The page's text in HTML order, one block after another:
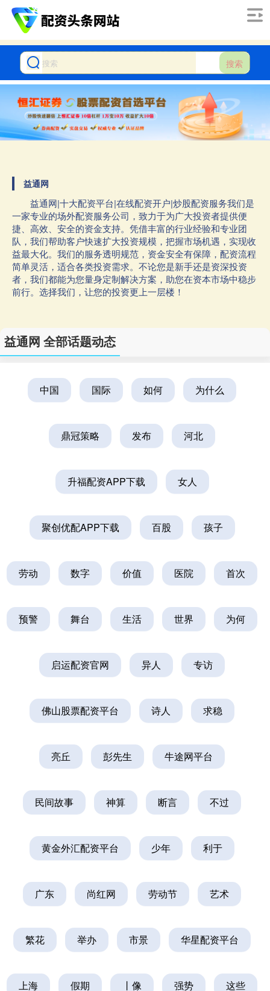
搜索
益通网
益通网|十大配资平台|在线配资开户|炒股配资服务我们是
一家专业的场外配资服务公司，致力于为广大投资者提供便
捷、高效、安全的资金支持。凭借丰富的行业经验和专业团
队，我们帮助客户快速扩大投资规模，把握市场机遇，实现收
益最大化。我们的服务透明规范，资金安全有保障，配资流程
简单灵活，适合各类投资需求。不论您是新手还是资深投资
者，我们都能为您量身定制解决方案，助您在资本市场中稳步
前行。选择我们，让您的投资更上一层楼！
益通网 全部话题动态
中国 国际 如何 为什么
鼎冠策略 发布 河北
升福配资APP下载 女人
聚创优配APP下载 百股 孩子
劳动 数字 价值 医院 首次
预警 舞台 生活 世界 为何
启运配资官网 异人 专访
佛山股票配资平台 诗人 求稳
亮丘 彭先生 牛途网平台
民间故事 神算 断言 不过
黄金外汇配资平台 少年 利于
广东 尚红网 劳动节 艺术
繁花 举办 市景 华星配资平台
上海 假期 丨像 强势 这些